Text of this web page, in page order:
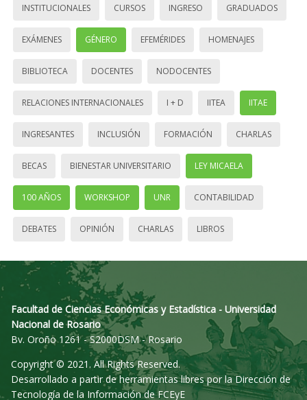
INSTITUCIONALES CURSOS INGRESO GRADUADOS
EXÁMENES GÉNERO EFEMÉRIDES HOMENAJES
BIBLIOTECA DOCENTES NODOCENTES
RELACIONES INTERNACIONALES I + D IITEA IITAE
INGRESANTES INCLUSIÓN FORMACIÓN CHARLAS
BECAS BIENESTAR UNIVERSITARIO LEY MICAELA
100 AÑOS WORKSHOP UNR CONTABILIDAD
DEBATES OPINIÓN CHARLAS LIBROS
Facultad de Ciencias Económicas y Estadística - Universidad
Nacional de Rosario
Bv. Oroño 1261 - S2000DSM - Rosario
Copyright © 2021. All Rights Reserved.
Desarrollado a partir de herramientas libres por la Dirección de
Tecnología de la Información de FCEyE